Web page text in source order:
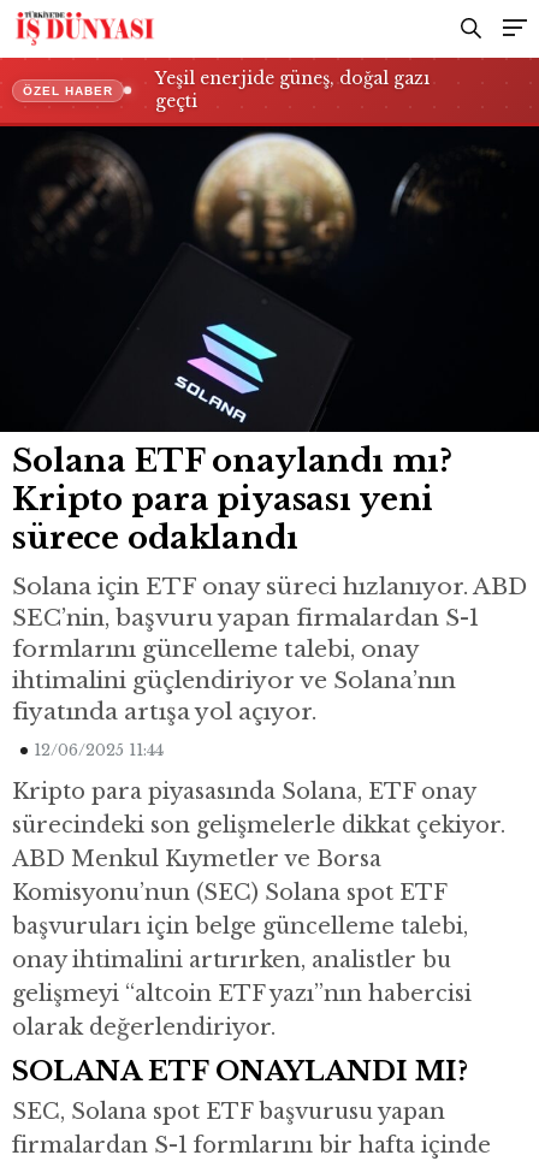
ÖZEL HABER
Yeşil enerjide güneş, doğal gazı
geçti
Solana ETF onaylandı mı?
Kripto para piyasası yeni
sürece odaklandı
Solana için ETF onay süreci hızlanıyor. ABD
SEC’nin, başvuru yapan firmalardan S-1
formlarını güncelleme talebi, onay
ihtimalini güçlendiriyor ve Solana’nın
fiyatında artışa yol açıyor.
12/06/2025 11:44
Kripto para piyasasında Solana, ETF onay
sürecindeki son gelişmelerle dikkat çekiyor.
ABD Menkul Kıymetler ve Borsa
Komisyonu’nun (SEC) Solana spot ETF
başvuruları için belge güncelleme talebi,
onay ihtimalini artırırken, analistler bu
gelişmeyi “altcoin ETF yazı”nın habercisi
olarak değerlendiriyor.
SOLANA ETF ONAYLANDI MI?
SEC, Solana spot ETF başvurusu yapan
firmalardan S-1 formlarını bir hafta içinde